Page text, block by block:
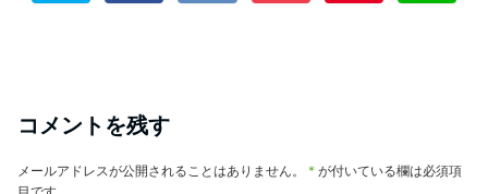
コメントを残す
メールアドレスが公開されることはありません。 * が付いている欄は必須項